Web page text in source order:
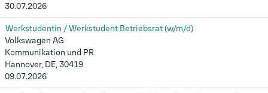
30.07.2026
Werkstudentin / Werkstudent Betriebsrat (w/m/d)
Volkswagen AG
Kommunikation und PR
Hannover, DE, 30419
09.07.2026